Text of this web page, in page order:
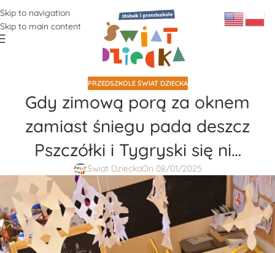
Skip to navigation
Skip to main content
PRZEDSZKOLE ŚWIAT DZIECKA
Gdy zimową porą za oknem
zamiast śniegu pada deszcz
Pszczółki i Tygryski się ni…
Świat DzieckaOn 08/01/2025